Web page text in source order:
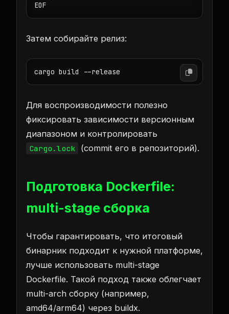
Затем собирайте релиз:
Для воспроизводимости полезно
фиксировать зависимости версионным
диапазоном и контролировать
Cargo.lock (commit его в репозиторий).
Подготовка Dockerfile:
multi-stage сборка
Чтобы гарантировать, что итоговый
бинарник подходит к нужной платформе,
лучше использовать multi-stage
Dockerfile. Такой подход также облегчает
multi-arch сборку (например,
amd64/arm64) через buildx.